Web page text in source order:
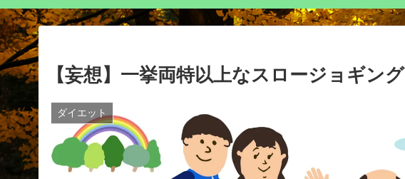
【妄想】一挙両特以上なスロージョギング
ダイエット